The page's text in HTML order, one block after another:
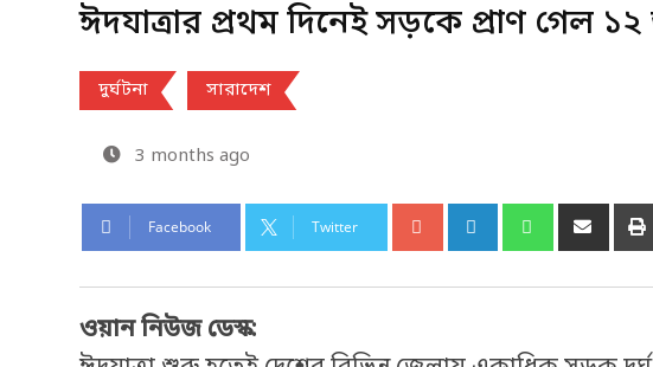
ঈদযাত্রার প্রথম দিনেই সড়কে প্রাণ গেল
দুর্ঘটনা সারাদেশ
3 months ago
Facebook Twitter
ওয়ান নিউজ ডেস্ক: